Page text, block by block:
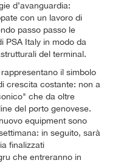
d’avanguardia:
con un lavoro di
passo passo le
PSA Italy in modo da
del terminal.
il simbolo
crescita costante: non a
che da oltre
del porto genovese.
equipment sono
in seguito, sarà
finalizzati
che entreranno in